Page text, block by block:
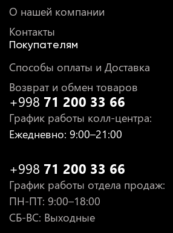
О нашей компании
Контакты
Покупателям
Способы оплаты и Доставка
Возврат и обмен товаров
+998 71 200 33 66
График работы колл-центра:
Ежедневно: 9:00–21:00
+998 71 200 33 66
График работы отдела продаж:
ПН-ПТ: 9:00–18:00
СБ-ВС: Выходные